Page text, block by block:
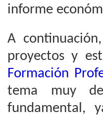
informe
A continuación,
proyectos y
Formación
tema muy
fundamental,